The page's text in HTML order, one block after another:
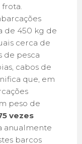
de 450 kg de
cerca de
de pesca
cabos de
que, em
peso de
vezes
anualmente
barcos